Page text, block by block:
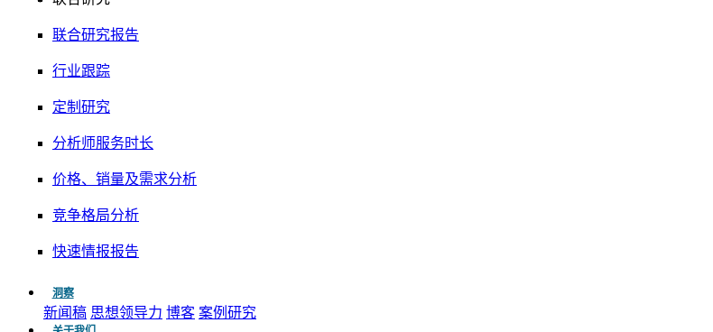
联合研究报告
行业跟踪
定制研究
分析师服务时长
价格、销量及需求分析
竞争格局分析
快速情报报告
洞察
新闻稿 思想领导力 博客 案例研究